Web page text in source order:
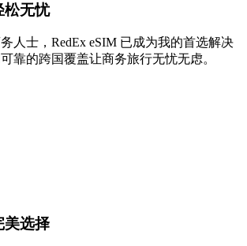
松无忧
人士，RedEx eSIM 已成为我的首选解决
靠的跨国覆盖让商务旅行无忧无虑。
美选择